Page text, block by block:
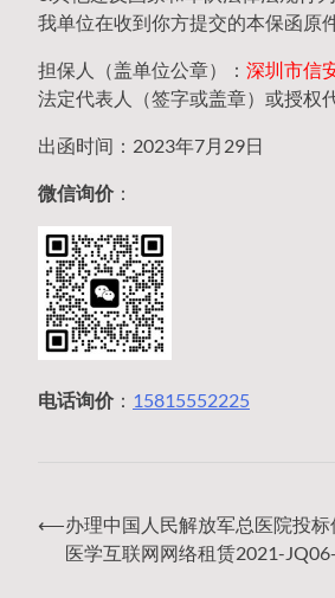
我单位在收到你方提交的本保函原
担保人（盖单位公章）： 深圳市信
法定代表人（签字或盖章）或授权
出函时间：2023年7月29日
微信询价：
电话询价： 15815552225
文
⟵办理中国人民解放军总医院投
医学互联网网络租赁2021-